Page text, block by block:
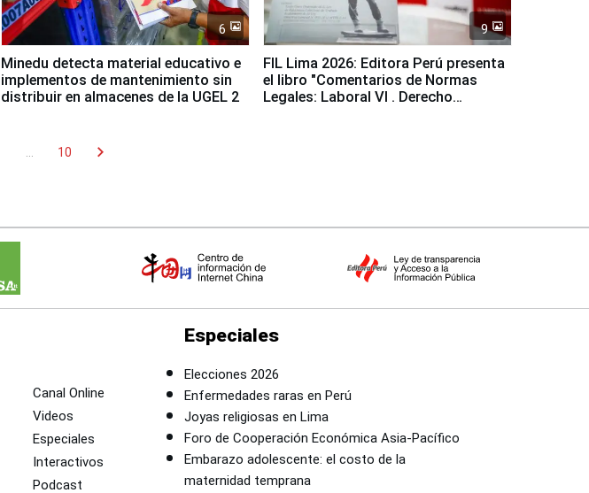
6
Minedu detecta material educativo e
implementos de mantenimiento sin
distribuir en almacenes de la UGEL 2
9
FIL Lima 2026: Editora Perú presenta
el libro "Comentarios de Normas
Legales: Laboral Vl . Derecho
10 chevron_right
Canal Online
Videos
Especiales
Interactivos
Podcast
Especiales
Elecciones 2026
Enfermedades raras en Perú
Joyas religiosas en Lima
Foro de Cooperación Económica Asia-Pacífico
Embarazo adolescente: el costo de la
maternidad temprana